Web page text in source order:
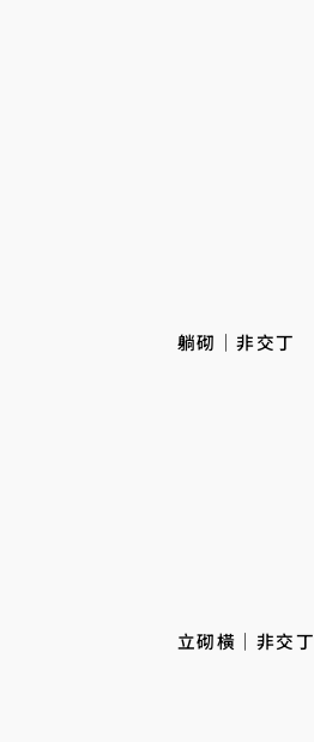
躺砌｜非交丁
立砌橫｜非交